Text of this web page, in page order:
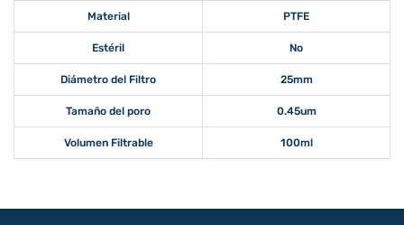
Material PTFE
Estéril No
Diámetro del Filtro 25mm
Tamaño del poro 0.45um
Volumen Filtrable 100ml